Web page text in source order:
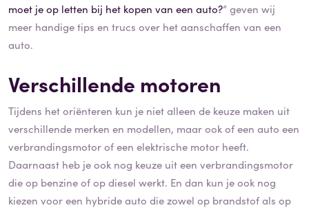
moet je op letten bij het kopen van een auto?” geven wij
meer handige tips en trucs over het aanschaffen van een
auto.
Verschillende motoren
Tijdens het oriënteren kun je niet alleen de keuze maken uit
verschillende merken en modellen, maar ook of een auto een
verbrandingsmotor of een elektrische motor heeft.
Daarnaast heb je ook nog keuze uit een verbrandingsmotor
die op benzine of op diesel werkt. En dan kun je ook nog
kiezen voor een hybride auto die zowel op brandstof als op